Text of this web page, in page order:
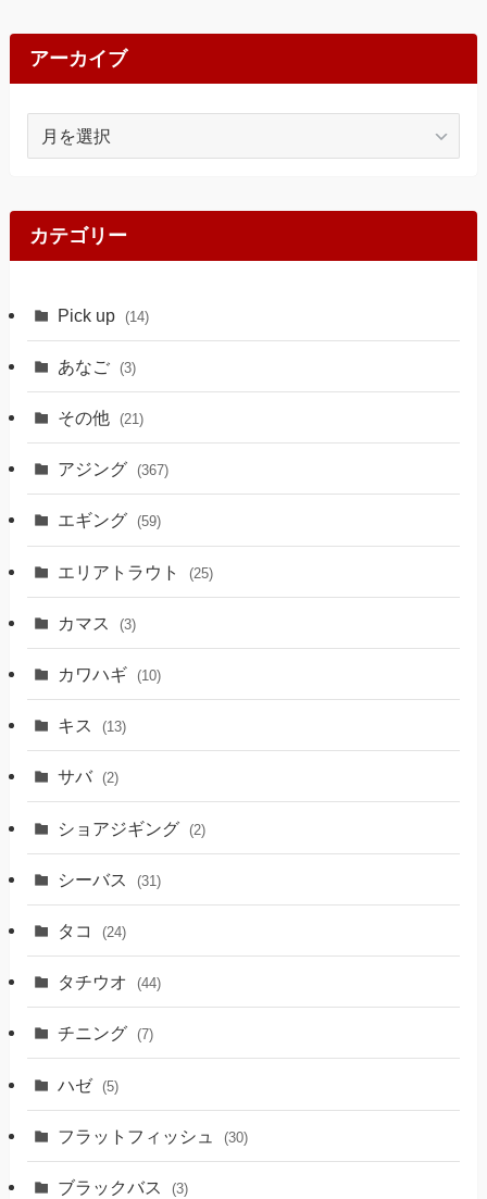
アーカイブ
ブ
カテゴリー
Pick up (14)
あなご (3)
その他 (21)
アジング (367)
エギング (59)
エリアトラウト (25)
カマス (3)
カワハギ (10)
キス (13)
サバ (2)
ショアジギング (2)
シーバス (31)
タコ (24)
タチウオ (44)
チニング (7)
ハゼ (5)
フラットフィッシュ (30)
ブラックバス (3)